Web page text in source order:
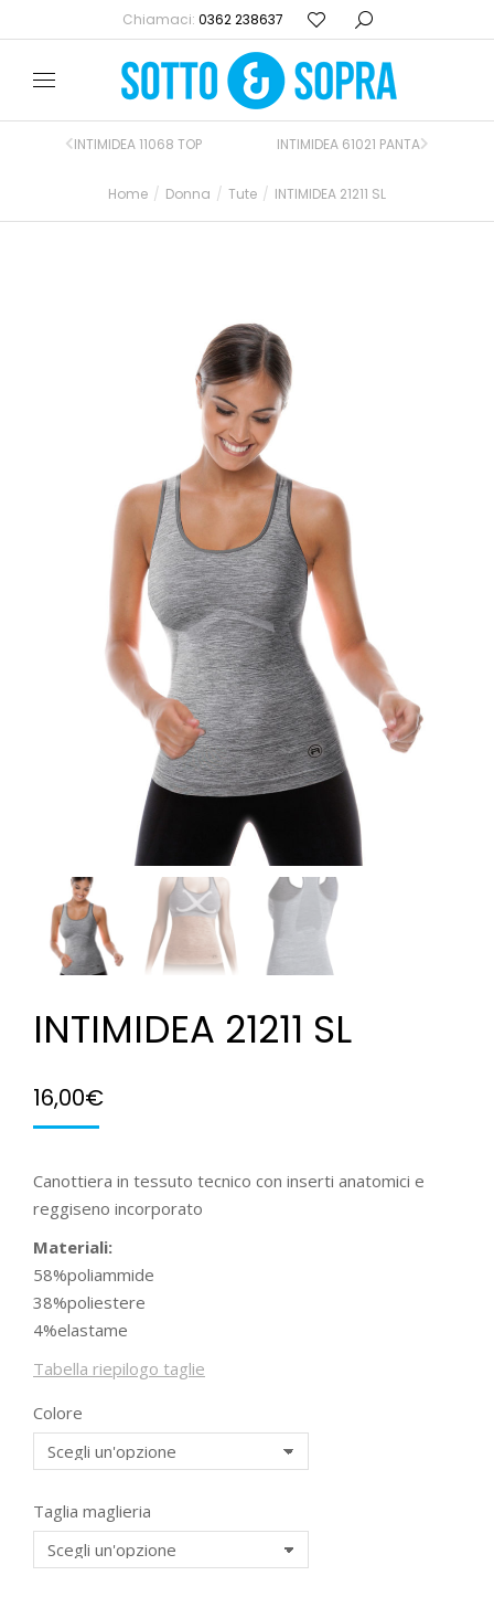
Chiamaci: 0362 238637
Home Donna Tute INTIMIDEA 21211 SL
INTIMIDEA 11068 TOP INTIMIDEA 61021 PANTA
INTIMIDEA 21211 SL
16,00€
Canottiera in tessuto tecnico con inserti anatomici e
reggiseno incorporato
Materiali:
58%poliammide
38%poliestere
4%elastame
Tabella riepilogo taglie
Colore
Taglia maglieria